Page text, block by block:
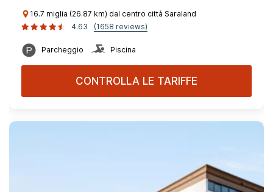
16.7 miglia (26.87 km) dal centro città Saraland
4.63
(1658 reviews)
Parcheggio Piscina
CONTROLLA LE TARIFFE